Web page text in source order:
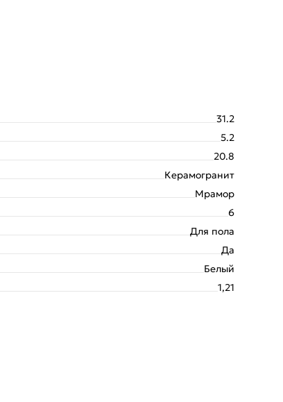
31.2
5.2
20.8
Керамогранит
Мрамор
6
Для пола
Да
Белый
1,21